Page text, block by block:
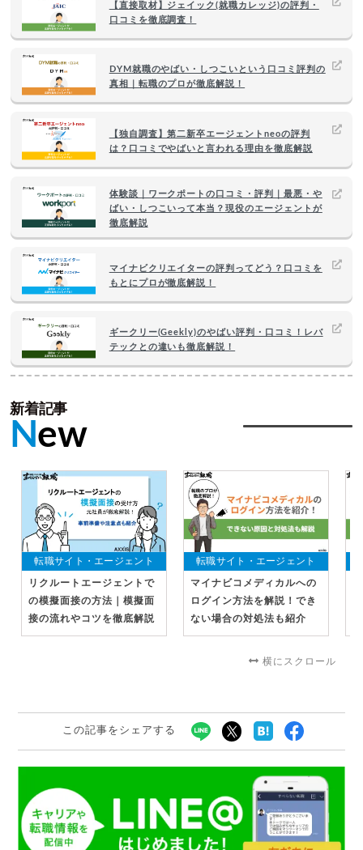
【直接取材】ジェイック(就職カレッジ)の評判・
口コミを徹底調査！
DYM就職のやばい・しつこいという口コミ評判の
真相｜転職のプロが徹底解説！
【独自調査】第二新卒エージェントneoの評判
は？口コミでやばいと言われる理由を徹底解説
体験談｜ワークポートの口コミ・評判｜最悪・や
ばい・しつこいって本当？現役のエージェントが
徹底解説
マイナビクリエイターの評判ってどう？口コミを
もとにプロが徹底解説！
ギークリー(Geekly)のやばい評判・口コミ！レバ
テックとの違いも徹底解説！
新着記事
New
転職サイト・エージェント
リクルートエージェントで
の模擬面接の方法｜模擬面
接の流れやコツを徹底解説
転職サイト・エージェント
マイナビコメディカルへの
ログイン方法を解説！でき
ない場合の対処法も紹介
横にスクロール
この記事をシェアする